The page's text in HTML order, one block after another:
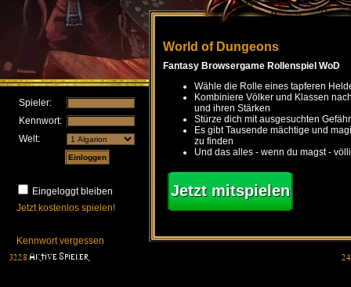
Spieler:
Kennwort:
Welt:
Eingeloggt bleiben
Jetzt kostenlos spielen!
Kennwort vergessen
World of Dungeons
Fantasy Browsergame Rollenspiel WoD
Wähle die Rolle eines tapferen
Kombiniere Völker und Klassen
und ihren Stärken
Stürze dich mit ausgesuchten
Es gibt Tausende mächtige und
zu finden
Und das alles - wenn du magst -
Jetzt mitspielen